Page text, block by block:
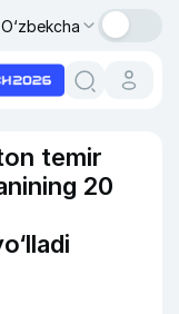
O‘zbekcha
temir
20